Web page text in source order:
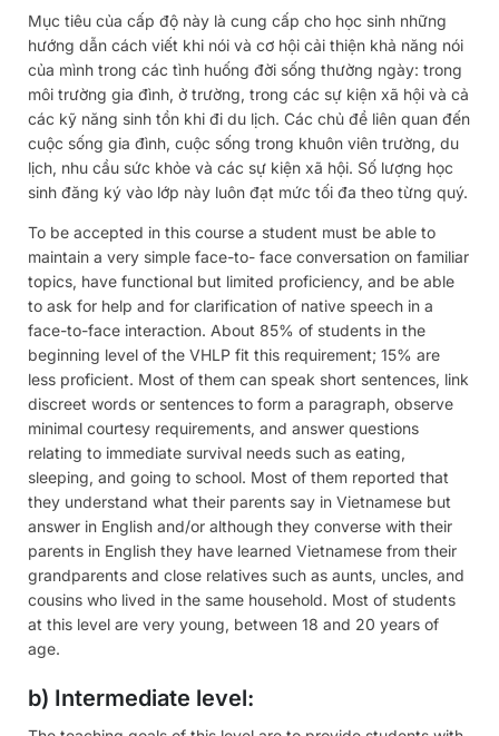
Mục tiêu của cấp độ này là cung cấp cho học sinh những
hướng dẫn cách viết khi nói và cơ hội cải thiện khả năng nói
của mình trong các tình huống đời sống thường ngày: trong
môi trường gia đình, ở trường, trong các sự kiện xã hội và cả
các kỹ năng sinh tồn khi đi du lịch. Các chủ đề liên quan đến
cuộc sống gia đình, cuộc sống trong khuôn viên trường, du
lịch, nhu cầu sức khỏe và các sự kiện xã hội. Số lượng học
sinh đăng ký vào lớp này luôn đạt mức tối đa theo từng quý.
To be accepted in this course a student must be able to
maintain a very simple face-to- face conversation on familiar
topics, have functional but limited proficiency, and be able
to ask for help and for clarification of native speech in a
face-to-face interaction. About 85% of students in the
beginning level of the VHLP fit this requirement; 15% are
less proficient. Most of them can speak short sentences, link
discreet words or sentences to form a paragraph, observe
minimal courtesy requirements, and answer questions
relating to immediate survival needs such as eating,
sleeping, and going to school. Most of them reported that
they understand what their parents say in Vietnamese but
answer in English and/or although they converse with their
parents in English they have learned Vietnamese from their
grandparents and close relatives such as aunts, uncles, and
cousins who lived in the same household. Most of students
at this level are very young, between 18 and 20 years of
age.
b) Intermediate level: